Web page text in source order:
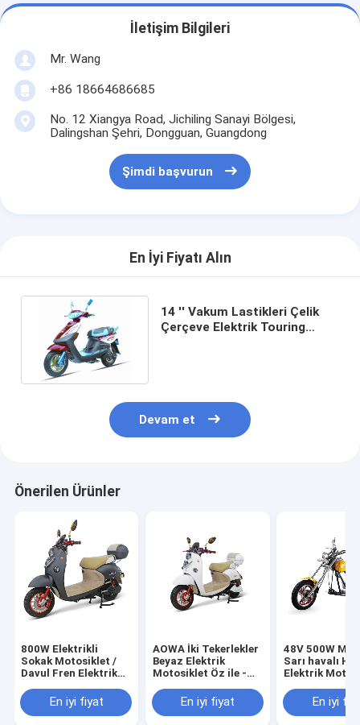
İletişim Bilgileri
Mr. Wang
+86 18664686685
No. 12 Xiangya Road, Jichiling Sanayi Bölgesi,
Dalingshan Şehri, Dongguan, Guangdong
Şimdi başvurun
En İyi Fiyatı Alın
14 '' Vakum Lastikleri Çelik
Çerçeve Elektrik Touring
Devam et
Önerilen Ürünler
800W Elektrikli
Sokak Motosiklet /
Davul Fren Elektrik
En iyi fiyat
AOWA İki Tekerlekler
Beyaz Elektrik
Motosiklet Öz ile -
FonksiyonuEn iyi fiyat
48V 500W
Sarı havalı
Elektrik
En iyi